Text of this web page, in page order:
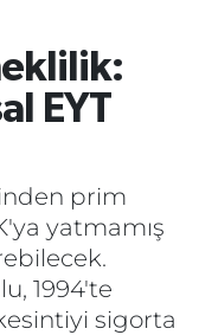
EYT
prim
yatmamış
1994'te
sigorta